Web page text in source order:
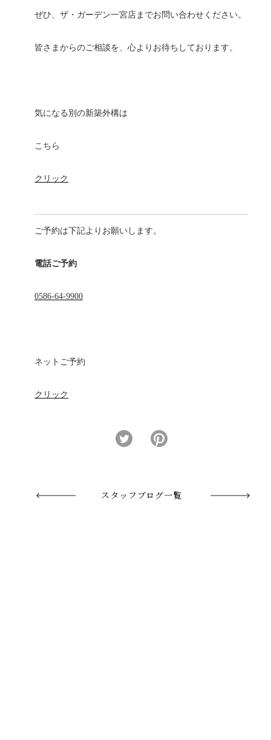
ぜひ、ザ・ガーデン一宮店までお問い合わせください。
皆さまからのご相談を、心よりお待ちしております。
気になる別の新築外構は
こちら
クリック
ご予約は下記よりお願いします。
電話ご予約
0586-64-9900
ネットご予約
クリック
スタッフブログ一覧